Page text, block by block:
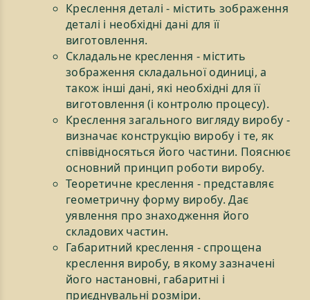
Креслення деталі - містить зображення
деталі і необхідні дані для її
виготовлення.
Складальне креслення - містить
зображення складальної одиниці, а
також інші дані, які необхідні для її
виготовлення (і контролю процесу).
Креслення загального вигляду виробу -
визначає конструкцію виробу і те, як
співвідносяться його частини. Пояснює
основний принцип роботи виробу.
Теоретичне креслення - представляє
геометричну форму виробу. Дає
уявлення про знаходження його
складових частин.
Габаритний креслення - спрощена
креслення виробу, в якому зазначені
його настановні, габаритні і
приєднувальні розміри.